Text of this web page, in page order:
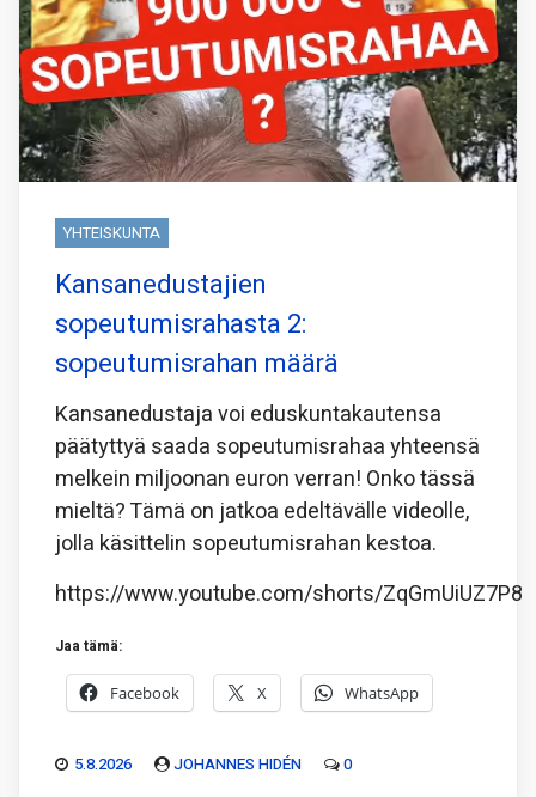
YHTEISKUNTA
Kansanedustajien
sopeutumisrahasta 2:
sopeutumisrahan määrä
Kansanedustaja voi eduskuntakautensa
päätyttyä saada sopeutumisrahaa yhteensä
melkein miljoonan euron verran! Onko tässä
mieltä? Tämä on jatkoa edeltävälle videolle,
jolla käsittelin sopeutumisrahan kestoa.
https://www.youtube.com/shorts/ZqGmUiUZ7P8
Jaa tämä:
Facebook X WhatsApp
5.8.2026 JOHANNES HIDÉN 0